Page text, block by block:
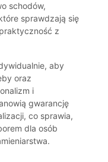
schodów,
sprawdzają się
z
aby
oraz
i
gwarancję
co sprawia,
dla osób